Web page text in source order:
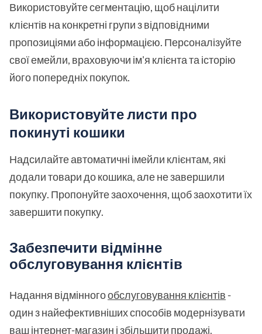
Використовуйте сегментацію, щоб націлити
клієнтів на конкретні групи з відповідними
пропозиціями або інформацією. Персоналізуйте
свої емейли, враховуючи ім'я клієнта та історію
його попередніх покупок.
Використовуйте листи про
покинуті кошики
Надсилайте автоматичні імейли клієнтам, які
додали товари до кошика, але не завершили
покупку. Пропонуйте заохочення, щоб заохотити їх
завершити покупку.
Забезпечити відмінне
обслуговування клієнтів
Надання відмінногообслуговування клієнтів -
один з найефективніших способів модернізувати
ваш інтернет-магазин і збільшити продажі.